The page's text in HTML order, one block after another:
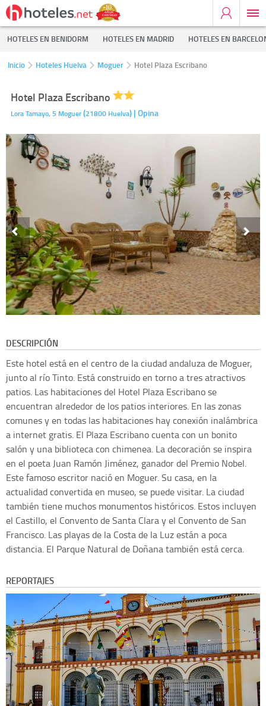
HOTELES EN BENIDORM HOTELES EN MADRID HOTELES EN
Inicio Hoteles Huelva Moguer Hotel Plaza Escribano
Hotel Plaza Escribano
Lora Tamayo, 5 Moguer(21800 Huelva) | Opina
DESCRIPCIÓN
Este hotel está en el centro de la ciudad andaluza de Moguer,
junto al río Tinto. Está construido en torno a tres atractivos
patios. Las habitaciones del Hotel Plaza Escribano se
encuentran alrededor de los patios interiores. En las zonas
comunes y en todas las habitaciones hay conexión inalámbrica
a internet gratis. El Plaza Escribano cuenta con un bonito
salón y una biblioteca con chimenea. La decoración se inspira
en el poeta Juan Ramón Jiménez, ganador del Premio Nobel.
Este famoso escritor nació en Moguer. Su casa, en la
actualidad convertida en museo, se puede visitar. La ciudad
también tiene muchos monumentos históricos. Estos incluyen
el Castillo, el Convento de Santa Clara y el Convento de San
Francisco. Las playas de la Costa de la Luz están a poca
distancia. El Parque Natural de Doñana también está cerca.
REPORTAJES